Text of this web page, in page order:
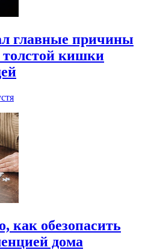
главные причины
толстой кишки
как обезопасить
дома